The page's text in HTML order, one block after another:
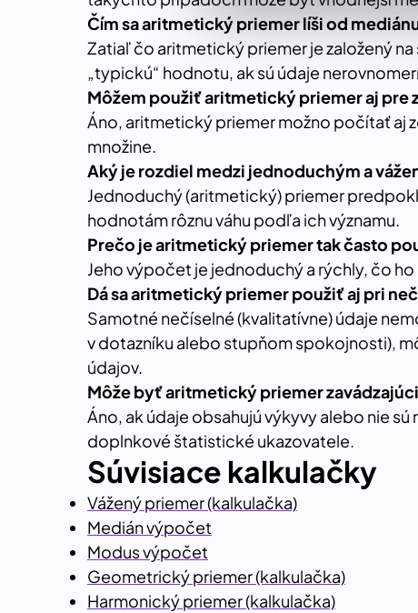
Čím sa aritmetický priemer líši od
Zatiaľ čo aritmetický priemer je založený
„typickú“ hodnotu, ak sú údaje
Môžem použiť aritmetický priemer aj pre
Áno, aritmetický priemer možno počítať aj
množine.
Aký je rozdiel medzi jednoduchým a
Jednoduchý (aritmetický) priemer
hodnotám rôznu váhu podľa ich významu.
Prečo je aritmetický priemer tak často
Jeho výpočet je jednoduchý a rýchly, čo
Dá sa aritmetický priemer použiť aj pri
Samotné nečíselné (kvalitatívne) údaje
v dotazníku alebo stupňom spokojnosti),
údajov.
Môže byť aritmetický priemer
Áno, ak údaje obsahujú výkyvy alebo nie
doplnkové štatistické ukazovatele.
Súvisiace kalkulačky
Vážený priemer (kalkulačka)
Medián výpočet
Modus výpočet
Geometrický priemer (kalkulačka)
Harmonický priemer (kalkulačka)